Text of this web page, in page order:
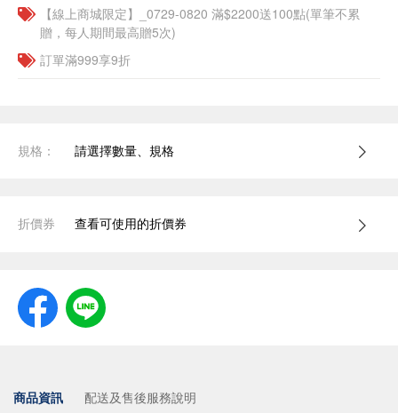
【線上商城限定】_0729-0820 滿$2200送100點(單筆不累
贈，每人期間最高贈5次)
訂單滿999享9折
規格： 請選擇數量、規格
折價券 查看可使用的折價券
商品資訊 配送及售後服務說明